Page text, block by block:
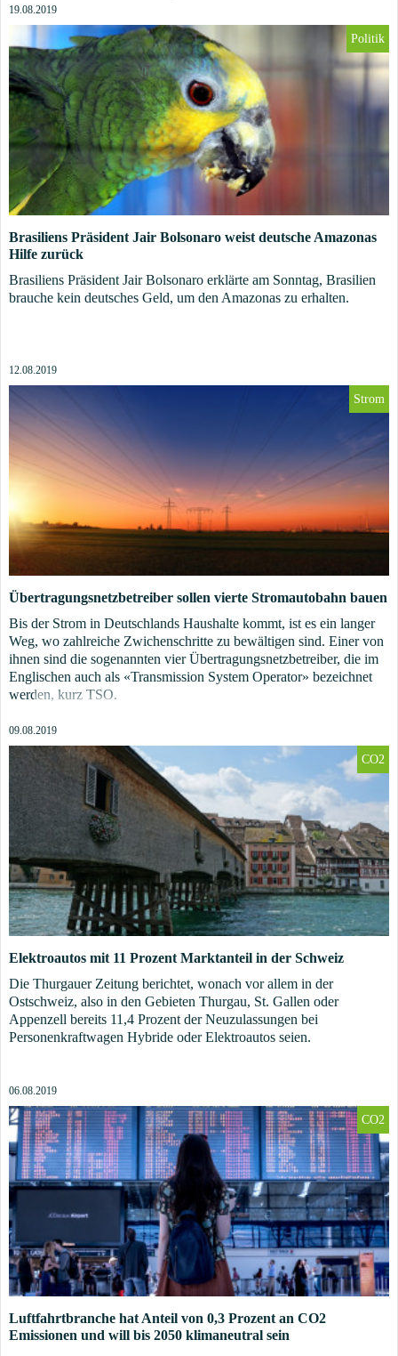
CNBC auf seiner Webseite.[i]
19.08.2019
Politik
Brasiliens Präsident Jair Bolsonaro weist deutsche Amazonas
Hilfe zurück
Brasiliens Präsident Jair Bolsonaro erklärte am Sonntag, Brasilien
brauche kein deutsches Geld, um den Amazonas zu erhalten.
12.08.2019
Strom
Übertragungsnetzbetreiber sollen vierte Stromautobahn bauen
Bis der Strom in Deutschlands Haushalte kommt, ist es ein langer
Weg, wo zahlreiche Zwichenschritte zu bewältigen sind. Einer von
ihnen sind die sogenannten vier Übertragungsnetzbetreiber, die im
Englischen auch als «Transmission System Operator» bezeichnet
werden, kurz TSO.
09.08.2019
CO2
Elektroautos mit 11 Prozent Marktanteil in der Schweiz
Die Thurgauer Zeitung berichtet, wonach vor allem in der
Ostschweiz, also in den Gebieten Thurgau, St. Gallen oder
Appenzell bereits 11,4 Prozent der Neuzulassungen bei
Personenkraftwagen Hybride oder Elektroautos seien.
06.08.2019
CO2
Luftfahrtbranche hat Anteil von 0,3 Prozent an CO2
Emissionen und will bis 2050 klimaneutral sein